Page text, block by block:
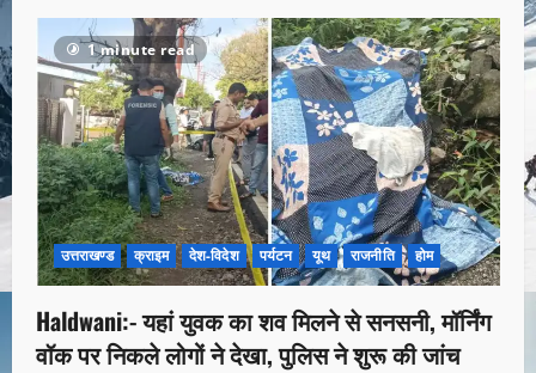
1 minute read
उत्तराखण्ड क्राइम देश-विदेश पर्यटन यूथ राजनीति होम
Haldwani:- यहां युवक का शव मिलने से सनसनी, मॉर्निंग
वॉक पर निकले लोगों ने देखा, पुलिस ने शुरू की जांच